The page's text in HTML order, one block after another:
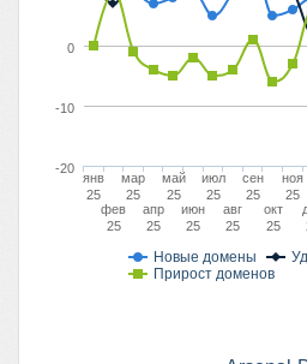
Новые домены
Прирост доменов
янв
25
фев
25
мар
25
апр
25
май
25
июн
25
июл
25
авг
25
сен
25
окт
25
ноя
25
-20
-10
0